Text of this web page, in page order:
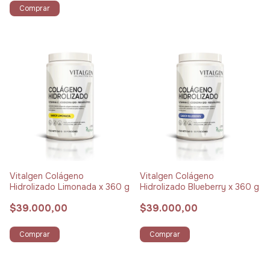
Comprar
Vitalgen Colágeno
Hidrolizado Limonada x 360 g
$39.000,00
Comprar
Vitalgen Colágeno
Hidrolizado Blueberry x 360 g
$39.000,00
Comprar